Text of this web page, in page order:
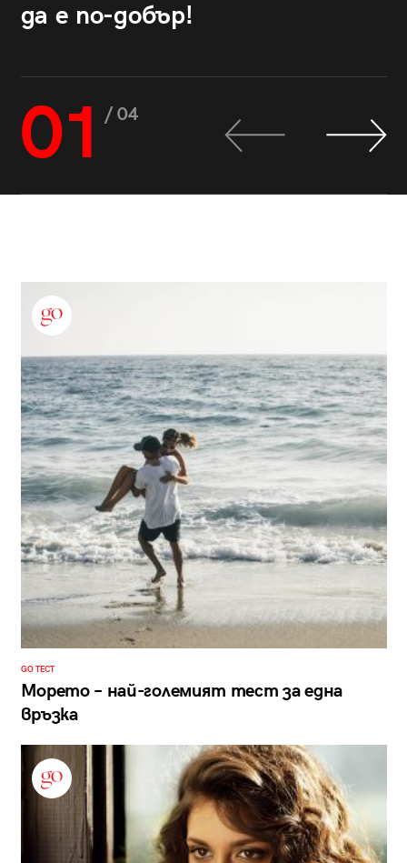
да е по-добър!
01 / 04
GO ТЕСТ
Морето – най-големият тест за една
връзка